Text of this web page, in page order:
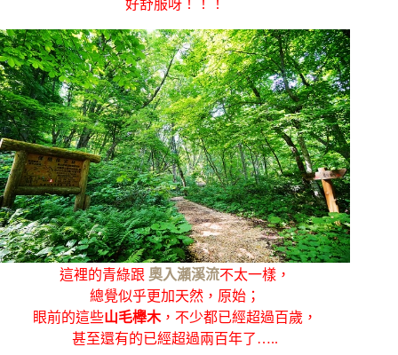
好舒服呀！！！
這裡的青綠跟 奧入瀨溪流不太一樣，
總覺似乎更加天然，原始；
眼前的這些山毛櫸木，不少都已經超過百歲，
甚至還有的已經超過兩百年了…..